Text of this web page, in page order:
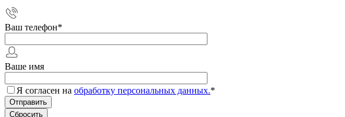
Ваш телефон*
Ваше имя
Я согласен на обработку персональных данных.*